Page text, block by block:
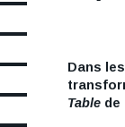
Contenu
Dans
Table de